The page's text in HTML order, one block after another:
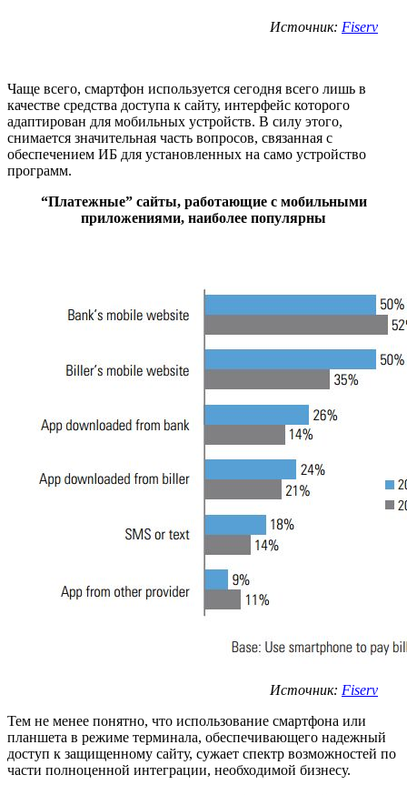
Источник: Fiserv
Чаще всего, смартфон используется сегодня всего лишь в
качестве средства доступа к сайту, интерфейс которого
адаптирован для мобильных устройств. В силу этого,
снимается значительная часть вопросов, связанная с
обеспечением ИБ для установленных на само устройство
программ.
“Платежные” сайты, работающие с мобильными
приложениями, наиболее популярны
Источник: Fiserv
Тем не менее понятно, что использование смартфона или
планшета в режиме терминала, обеспечивающего надежный
доступ к защищенному сайту, сужает спектр возможностей по
части полноценной интеграции, необходимой бизнесу.